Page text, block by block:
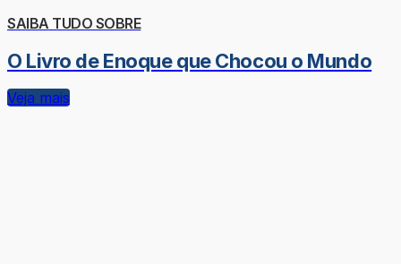
SAIBA TUDO SOBRE
O Livro de Enoque que Chocou o Mundo
Veja mais